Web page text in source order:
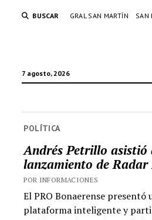
BUSCAR GRAL SAN MARTÍN SAN
7 agosto, 2026
POLÍTICA
Andrés Petrillo asistió
lanzamiento de Radar
POR INFORMACIONES
El PRO Bonaerense presentó
plataforma inteligente y